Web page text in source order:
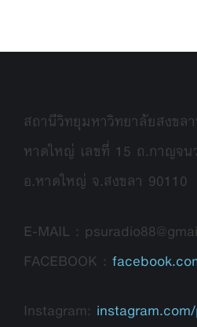
สถานีวิทยุมหาวิทยาลัยสงขล
หาดใหญ่ เลขที่ 15 ถ.กาญจ
อ.หาดใหญ่ จ.สงขลา 90110
E-MAIL :
FACEBOOK :
Instagram: